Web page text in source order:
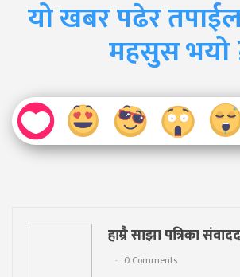
यो खबर पढेर
महसुस भयो
हाम्रै साझा पत्रिका
0 Comments